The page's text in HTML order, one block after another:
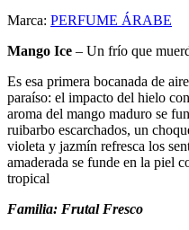
Marca: PERFUME ÁRABE
Mango Ice – Un frío que
Es esa primera bocanada de
paraíso: el impacto del hielo
aroma del mango maduro se
ruibarbo escarchados, un
violeta y jazmín refresca los
amaderada se funde en la piel
tropical
Familia: Frutal Fresco